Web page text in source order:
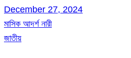
December 27, 2024
মাসিক আদর্শ নারী
জাতীয়